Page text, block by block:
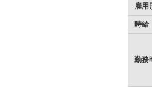
雇用
時給
勤務